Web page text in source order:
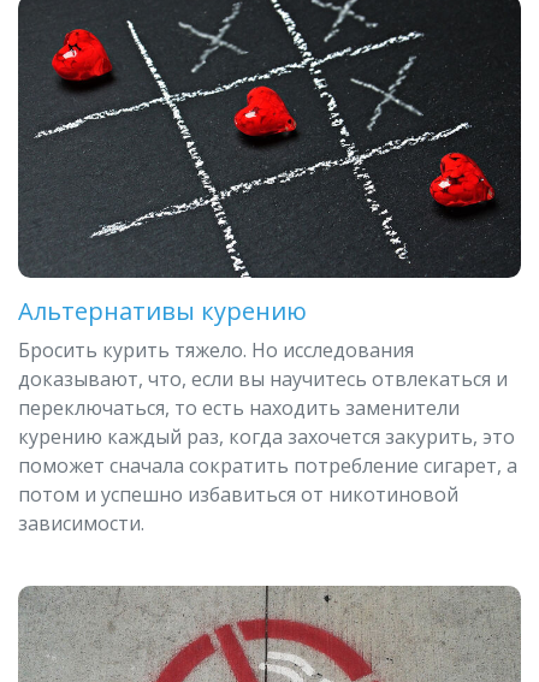
Альтернативы курению
Бросить курить тяжело. Но исследования
доказывают, что, если вы научитесь отвлекаться и
переключаться, то есть находить заменители
курению каждый раз, когда захочется закурить, это
поможет сначала сократить потребление сигарет, а
потом и успешно избавиться от никотиновой
зависимости.